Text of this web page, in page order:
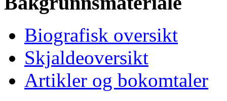
Biografisk oversikt
Skjaldeoversikt
Artikler og bokomtaler